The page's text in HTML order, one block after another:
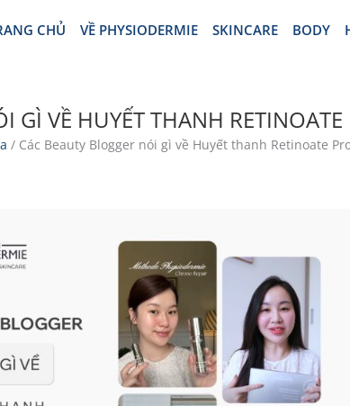
CHỦ VỀ PHYSIODERMIE SKINCARE BODY
GÌ VỀ HUYẾT THANH
/ Các Beauty Blogger nói gì về Huyết thanh Retinoate